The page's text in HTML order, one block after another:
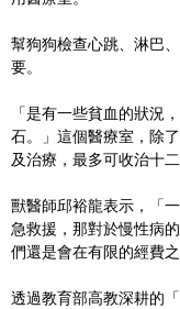
幫狗狗檢查心跳、淋巴
要。
「是有一些貧血的狀況
石。」這個醫療室，除
及治療，最多可收治十二
獸醫師邱裕龍表示，「
急救援，那對於慢性病
們還是會在有限的經費
透過教育部高教深耕的